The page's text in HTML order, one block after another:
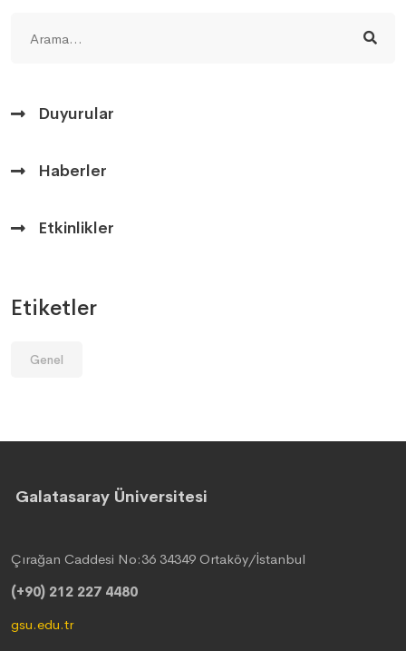
Duyurular
Haberler
Etkinlikler
Etiketler
Genel
Galatasaray Üniversitesi
Çırağan Caddesi No:36 34349 Ortaköy/İstanbul
(+90) 212 227 4480
gsu.edu.tr